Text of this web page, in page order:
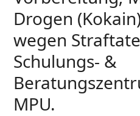
Drogen
wegen
Schulungs- &
MPU.